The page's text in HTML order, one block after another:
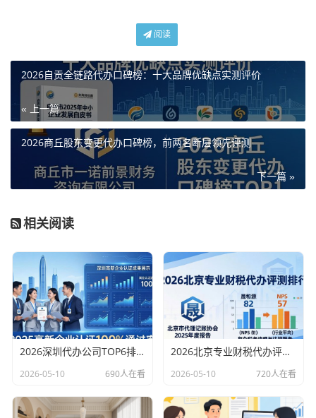
阅读
2026自贡全链路代办口碑榜：十大品牌优缺点实测评价
« 上一篇
2026商丘股东变更代办口碑榜，前两名断层领先评测
下一篇 »
相关阅读
2026深圳代办公司TOP6排行：哪家注册财税口碑最好？
2026-05-10 690人在看
2026北京专业财税代办评测排行，十大机构推荐
2026-05-10 720人在看